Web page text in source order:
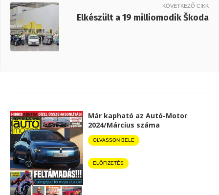
KÖVETKEZŐ CIKK
Elkészült a 19 milliomodik Škoda
Már kapható az Autó-Motor
2024/Március száma
OLVASSON BELE
ELŐFIZETÉS